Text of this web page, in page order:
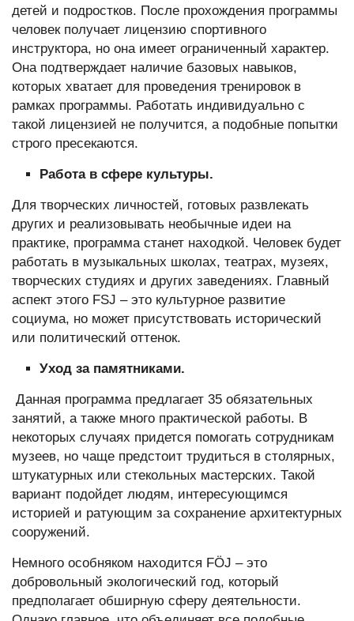
детей и подростков. После прохождения программы
человек получает лицензию спортивного
инструктора, но она имеет ограниченный характер.
Она подтверждает наличие базовых навыков,
которых хватает для проведения тренировок в
рамках программы. Работать индивидуально с
такой лицензией не получится, а подобные попытки
строго пресекаются.
Работа в сфере культуры.
Для творческих личностей, готовых развлекать
других и реализовывать необычные идеи на
практике, программа станет находкой. Человек будет
работать в музыкальных школах, театрах, музеях,
творческих студиях и других заведениях. Главный
аспект этого FSJ – это культурное развитие
социума, но может присутствовать исторический
или политический оттенок.
Уход за памятниками.
Данная программа предлагает 35 обязательных
занятий, а также много практической работы. В
некоторых случаях придется помогать сотрудникам
музеев, но чаще предстоит трудиться в столярных,
штукатурных или стекольных мастерских. Такой
вариант подойдет людям, интересующимся
историей и ратующим за сохранение архитектурных
сооружений.
Немного особняком находится FÖJ – это
добровольный экологический год, который
предполагает обширную сферу деятельности.